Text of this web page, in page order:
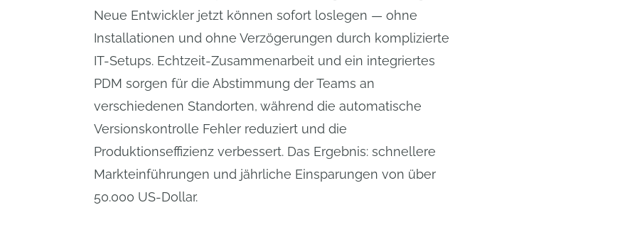
Neue Entwickler jetzt können sofort loslegen — ohne
Installationen und ohne Verzögerungen durch komplizierte
IT-Setups. Echtzeit-Zusammenarbeit und ein integriertes
PDM sorgen für die Abstimmung der Teams an
verschiedenen Standorten, während die automatische
Versionskontrolle Fehler reduziert und die
Produktionseffizienz verbessert. Das Ergebnis: schnellere
Markteinführungen und jährliche Einsparungen von über
50.000 US-Dollar.